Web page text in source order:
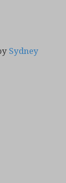
Sydney